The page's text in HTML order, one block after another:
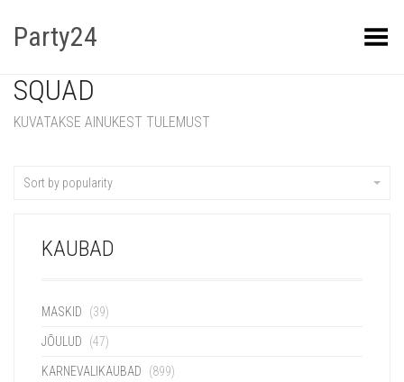
Party24 Kuva menüü
SQUAD
KUVATAKSE AINUKEST TULEMUST
Sort by popularity
KAUBAD
MASKID (39)
JÕULUD (47)
KARNEVALIKAUBAD (899)